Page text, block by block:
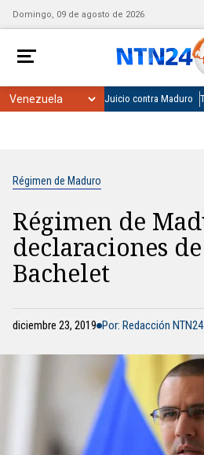
Domingo, 09 de agosto de 2026
Juicio contra Maduro
Régimen de Maduro
Régimen de
declaraciones
Bachelet
diciembre 23, 2019 Por: Redacción NTN24